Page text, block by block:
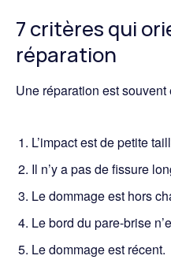
7 critères qui
réparation
Une réparation est
L’impact est de petite
Il n’y a pas de fissure
Le dommage est hors
Le bord du pare-brise
Le dommage est récent.